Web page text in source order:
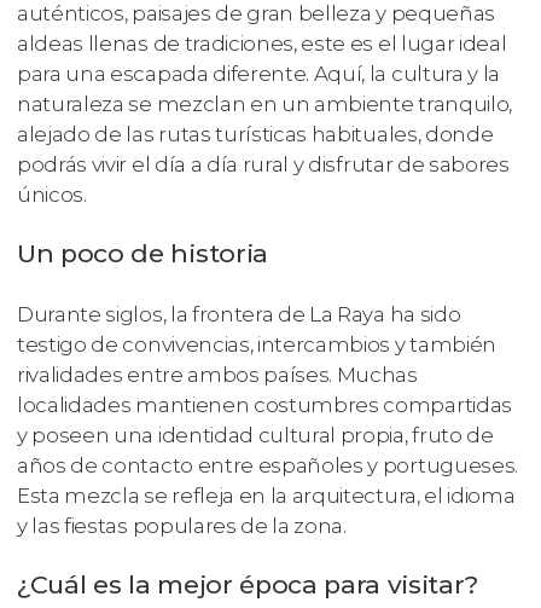
auténticos, paisajes de gran belleza y pequeñas
aldeas llenas de tradiciones, este es el lugar ideal
para una escapada diferente. Aquí, la cultura y la
naturaleza se mezclan en un ambiente tranquilo,
alejado de las rutas turísticas habituales, donde
podrás vivir el día a día rural y disfrutar de sabores
únicos.
Un poco de historia
Durante siglos, la frontera de La Raya ha sido
testigo de convivencias, intercambios y también
rivalidades entre ambos países. Muchas
localidades mantienen costumbres compartidas
y poseen una identidad cultural propia, fruto de
años de contacto entre españoles y portugueses.
Esta mezcla se refleja en la arquitectura, el idioma
y las fiestas populares de la zona.
¿Cuál es la mejor época para visitar?